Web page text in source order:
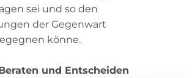
sei und so den
der Gegenwart
könne.
und Entscheiden